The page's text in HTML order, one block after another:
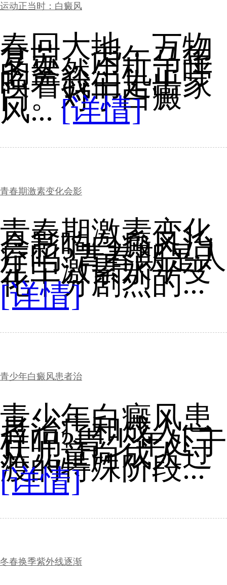
运动正当时：白癜风
春回大地，万物
复苏，丙午马年
的盎然生机正呼
唤着我们走出家
门。对于白癜
风... [详情]
青春期激素变化会影
青春期激素变化
会影响白癜风治
疗吗?青春期是人
生中激素水平变
化十分剧烈的...
[详情]
青少年白癜风患者治
青少年白癜风患
者治疗和成人一
样吗?青少年处于
从儿童向成人过
渡的特殊阶段...
[详情]
冬春换季紫外线逐渐